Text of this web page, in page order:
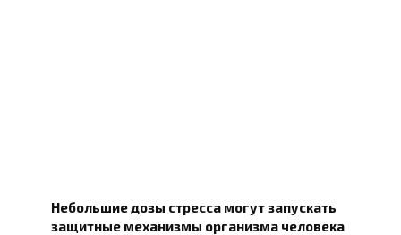
Небольшие дозы стресса могут запускать
защитные механизмы организма человека